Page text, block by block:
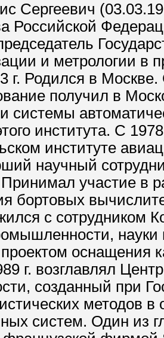
Российской
и метрологии в
г. Родился в
получил в
системы
института. С
институте
научный
участие в
бортовых
с сотрудником
оснащения
г. возглавлял
созданный при
методов
систем. Один из